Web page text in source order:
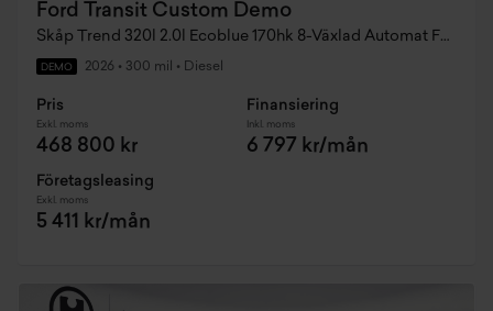
Ford Transit Custom Demo
Skåp Trend 320l 2.0l Ecoblue 170hk 8-Växlad Automat FWD Diesel
DEMO 2026 • 300 mil • Diesel
Pris
Exkl. moms
468 800 kr
Finansiering
Inkl. moms
6 797 kr/mån
Företagsleasing
Exkl. moms
5 411 kr/mån